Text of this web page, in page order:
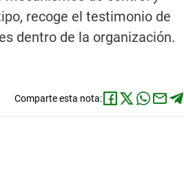
recoge el testimonio de
dentro de la organización.
Comparte esta nota: